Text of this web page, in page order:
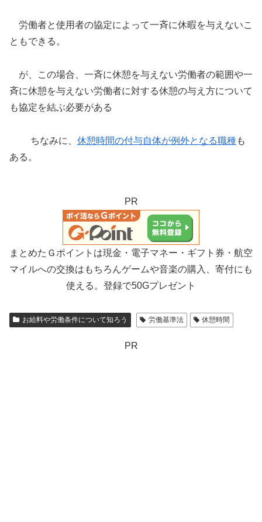
労働者と使用者の協定によって一斉に休暇を与えないこ
ともできる。
が、この場合、一斉に休憩を与えない労働者の範囲や一
斉に休憩を与えない労働者に対する休憩の与え方について
も協定を結ぶ必要がある
ちなみに、 休憩時間の付与自体が例外となる職種も
ある。
PR
まとめたＧポイントは現金・電子マネー・ギフト券・航空
マイルへの交換はもちろんゲームや音楽の購入、寄付にも
使える。登録で50Gプレゼント
お給料や労働条件について知ろう 労働基準法 休憩時間
PR